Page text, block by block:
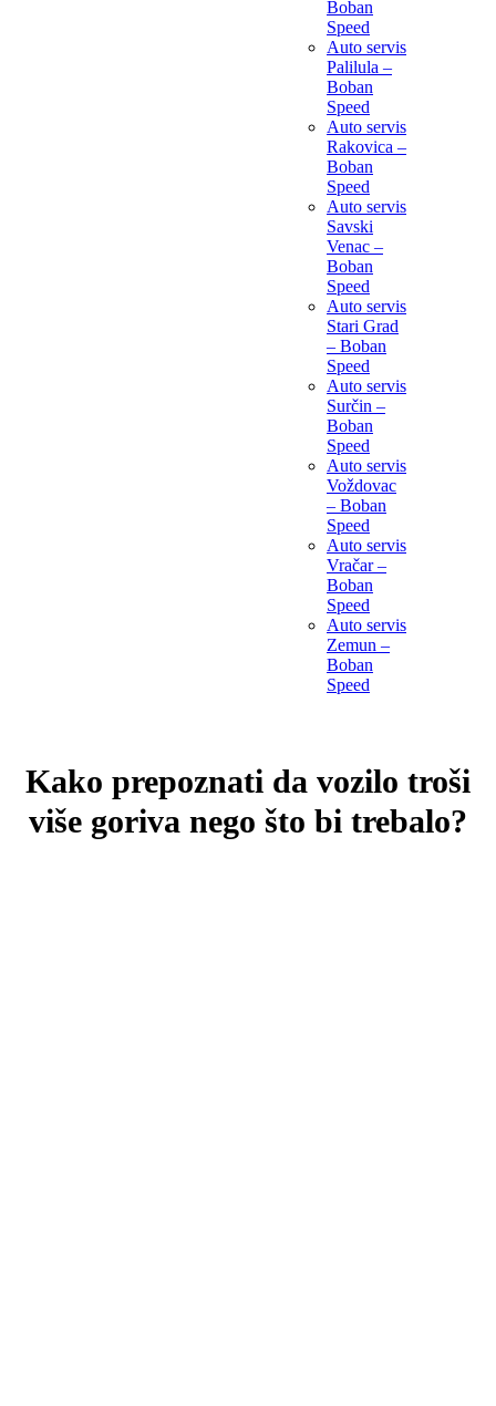
Boban
Speed
Auto servis
Palilula –
Boban
Speed
Auto servis
Rakovica –
Boban
Speed
Auto servis
Savski
Venac –
Boban
Speed
Auto servis
Stari Grad
– Boban
Speed
Auto servis
Surčin –
Boban
Speed
Auto servis
Voždovac
– Boban
Speed
Auto servis
Vračar –
Boban
Speed
Auto servis
Zemun –
Boban
Speed
Kako prepoznati da vozilo troši
više goriva nego što bi trebalo?